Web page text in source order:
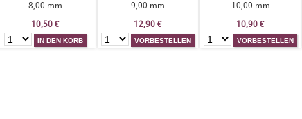
8,00 mm
10,50 €
9,00 mm
12,90 €
10,00 mm
10,90 €